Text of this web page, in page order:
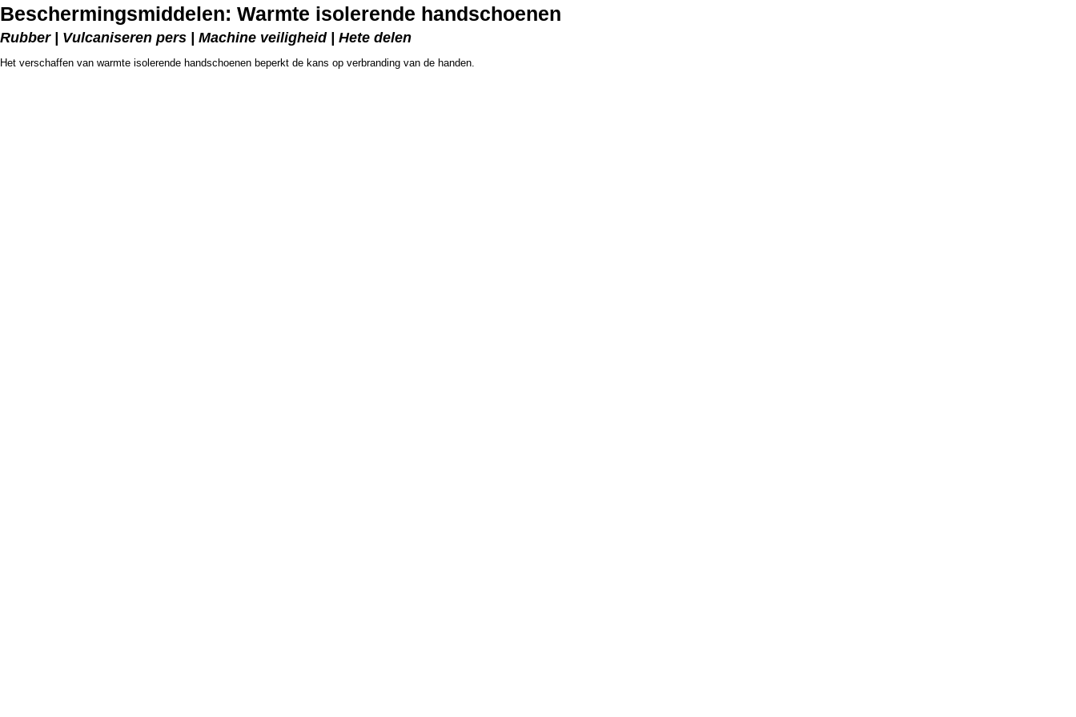
Beschermingsmiddelen: Warmte isolerende handschoenen
Rubber | Vulcaniseren pers | Machine veiligheid | Hete delen
Het verschaffen van warmte isolerende handschoenen beperkt de kans op verbranding van de handen.